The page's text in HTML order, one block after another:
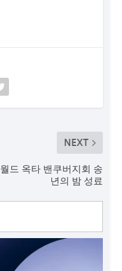
NEXT
월드 옥타 밴쿠버지회 송
년의 밤 성료